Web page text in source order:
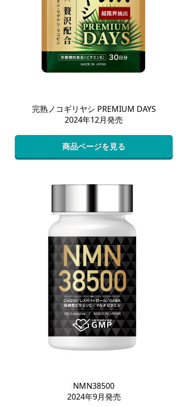
完熟ノコギリヤシ PREMIUM DAYS
2024年12月発売
商品ページを見る
NMN38500
2024年9月発売